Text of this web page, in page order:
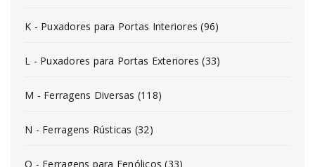
K - Puxadores para Portas Interiores (96)
L - Puxadores para Portas Exteriores (33)
M - Ferragens Diversas (118)
N - Ferragens Rústicas (32)
O - Ferragens para Fenólicos (33)